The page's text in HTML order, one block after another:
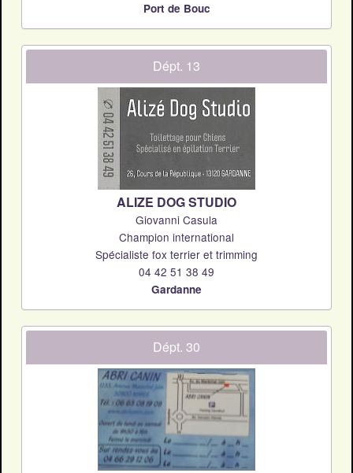
Port de Bouc
Dépt. 13
ALIZE DOG STUDIO
Giovanni Casula
Champion international
Spécialiste fox terrier et trimming
04 42 51 38 49
Gardanne
Dépt. 30